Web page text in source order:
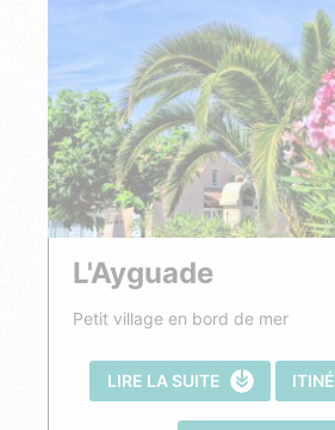
L'Ayguade
Petit village en bord de mer
LIRE LA SUITE